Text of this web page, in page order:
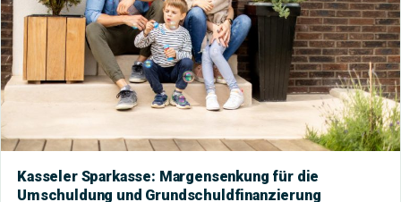
Kasseler Sparkasse: Margensenkung für die
Umschuldung und Grundschuldfinanzierung